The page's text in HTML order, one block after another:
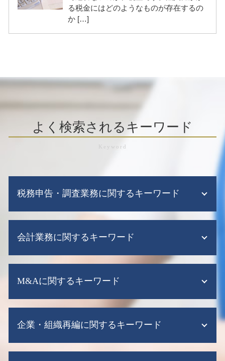
る税金にはどのようなものが存在するの
か […]
よく検索されるキーワード
税務申告・調査業務に関するキーワード
法人税 期限
税務申告 法人 添付書類
税務調査 10年以上 来ない 法人
税務申告 法人
税務調査 修正申告
税務申告 代行
赤字決算 法人税
会計業務に関するキーワード
給与計算代行
資金繰り表
給与計算ソフト 導入メリット
給与計算ソフト 弥生
給与計算ソフト 導入
M&Aに関するキーワード
会社分割 メリット
のれん 償却期間 決め方
企業・組織再編に関するキーワード